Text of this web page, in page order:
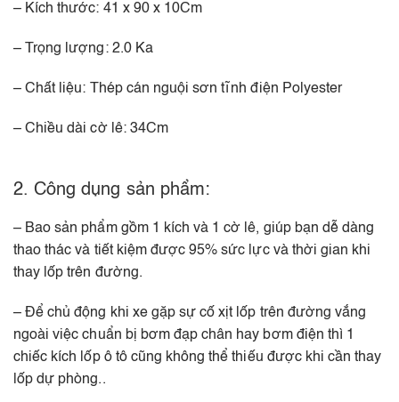
– Kích thước: 41 x 90 x 10Cm
– Trọng lượng: 2.0 Ka
– Chất liệu: Thép cán nguội sơn tĩnh điện Polyester
– Chiều dài cờ lê: 34Cm
2. Công dụng sản phẩm:
– Bao sản phẩm gồm 1 kích và 1 cờ lê, giúp bạn dễ dàng
thao thác và tiết kiệm được 95% sức lực và thời gian khi
thay lốp trên đường.
– Để chủ động khi xe gặp sự cố xịt lốp trên đường vắng
ngoài việc chuẩn bị bơm đạp chân hay bơm điện thì 1
chiếc kích lốp ô tô cũng không thể thiếu được khi cần thay
lốp dự phòng..